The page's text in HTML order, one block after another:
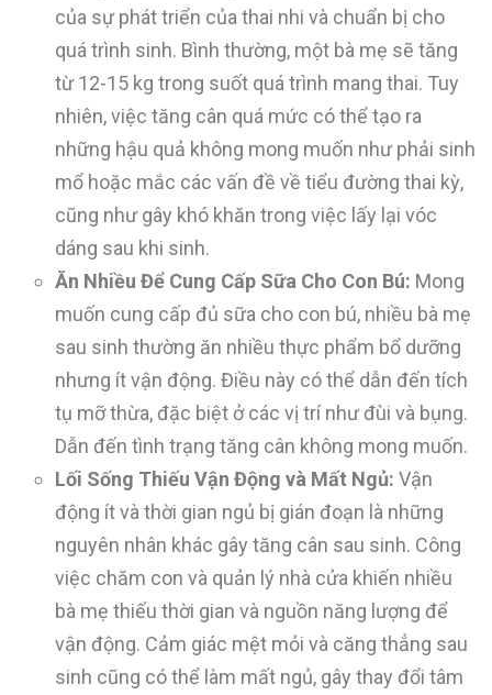
của sự phát triển của thai nhi và chuẩn bị cho
quá trình sinh. Bình thường, một bà mẹ sẽ tăng
từ 12-15 kg trong suốt quá trình mang thai. Tuy
nhiên, việc tăng cân quá mức có thể tạo ra
những hậu quả không mong muốn như phải sinh
mổ hoặc mắc các vấn đề về tiểu đường thai kỳ,
cũng như gây khó khăn trong việc lấy lại vóc
dáng sau khi sinh.
Ăn Nhiều Để Cung Cấp Sữa Cho Con Bú: Mong
muốn cung cấp đủ sữa cho con bú, nhiều bà mẹ
sau sinh thường ăn nhiều thực phẩm bổ dưỡng
nhưng ít vận động. Điều này có thể dẫn đến tích
tụ mỡ thừa, đặc biệt ở các vị trí như đùi và bụng.
Dẫn đến tình trạng tăng cân không mong muốn.
Lối Sống Thiếu Vận Động và Mất Ngủ: Vận
động ít và thời gian ngủ bị gián đoạn là những
nguyên nhân khác gây tăng cân sau sinh. Công
việc chăm con và quản lý nhà cửa khiến nhiều
bà mẹ thiếu thời gian và nguồn năng lượng để
vận động. Cảm giác mệt mỏi và căng thẳng sau
sinh cũng có thể làm mất ngủ, gây thay đổi tâm